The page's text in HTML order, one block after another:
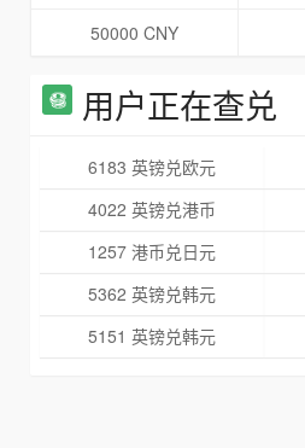
50000 CNY
用户正在查兑
6183 英镑兑欧元
4022 英镑兑港币
1257 港币兑日元
5362 英镑兑韩元
5151 英镑兑韩元